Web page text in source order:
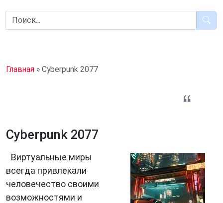
Главная » Cyberpunk 2077
Cyberpunk 2077
Виртуальные миры
всегда привлекали
человечество своими
возможностями и